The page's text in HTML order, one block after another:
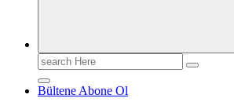
Search
for:
Bültene Abone Ol